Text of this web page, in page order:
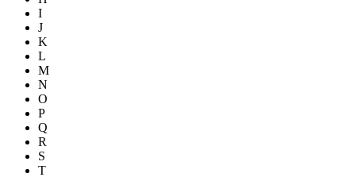
I
J
K
L
M
N
O
P
Q
R
S
T